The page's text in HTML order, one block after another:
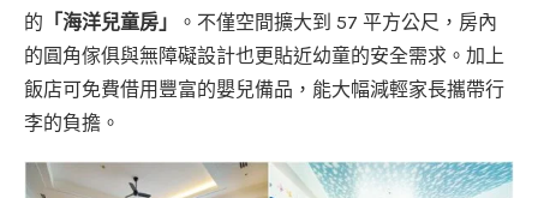
的 「海洋兒童房」
。不僅空間擴大到 57 平方公尺，房內
的圓角傢俱與無障礙設計也更貼近幼童的安全需求。加上
飯店可免費借用豐富的嬰兒備品，能大幅減輕家長攜帶行
李的負擔。